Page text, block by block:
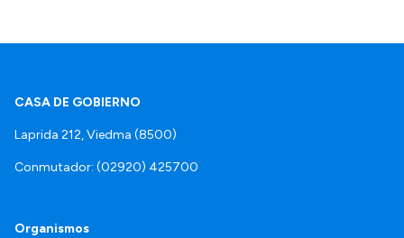
CASA DE GOBIERNO
Laprida 212, Viedma (8500)
Conmutador: (02920) 425700
Organismos